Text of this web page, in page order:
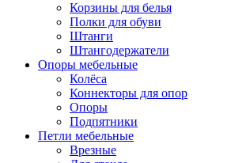
Корзины для белья
Полки для обуви
Штанги
Штангодержатели
Опоры мебельные
Колёса
Коннекторы для опор
Опоры
Подпятники
Петли мебельные
Врезные